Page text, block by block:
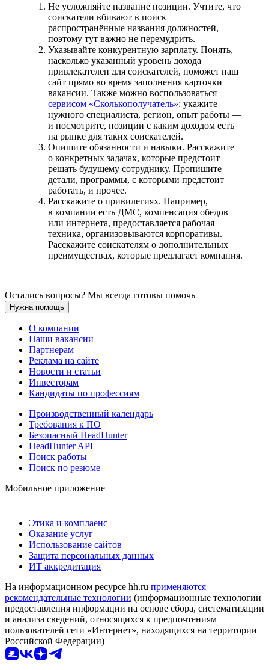
Не усложняйте название позиции. Учтите, что
соискатели вбивают в поиск
распространённые названия должностей,
поэтому тут важно не перемудрить.
Указывайте конкурентную зарплату. Понять,
насколько указанный уровень дохода
привлекателен для соискателей, поможет наш
сайт прямо во время заполнения карточки
вакансии. Также можно воспользоваться
сервисом «Сколькополучатель»: укажите
нужного специалиста, регион, опыт работы —
и посмотрите, позиции с каким доходом есть
на рынке для таких соискателей.
Опишите обязанности и навыки. Расскажите
о конкретных задачах, которые предстоит
решать будущему сотруднику. Пропишите
детали, программы, с которыми предстоит
работать, и прочее.
Расскажите о привилегиях. Например,
в компании есть ДМС, компенсация обедов
или интернета, предоставляется рабочая
техника, организовываются корпоративы.
Расскажите соискателям о дополнительных
преимуществах, которые предлагает компания.
Остались вопросы? Мы всегда готовы помочь
Нужна помощь
О компании
Наши вакансии
Партнерам
Реклама на сайте
Новости и статьи
Инвесторам
Кандидаты по профессиям
Производственный календарь
Требования к ПО
Безопасный HeadHunter
HeadHunter API
Поиск работы
Поиск по резюме
Мобильное приложение
Этика и комплаенс
Оказание услуг
Использование сайтов
Защита персональных данных
ИТ аккредитация
На информационном ресурсе hh.ru применяются
рекомендательные технологии (информационные технологии
предоставления информации на основе сбора, систематизации
и анализа сведений, относящихся к предпочтениям
пользователей сети «Интернет», находящихся на территории
Российской Федерации)